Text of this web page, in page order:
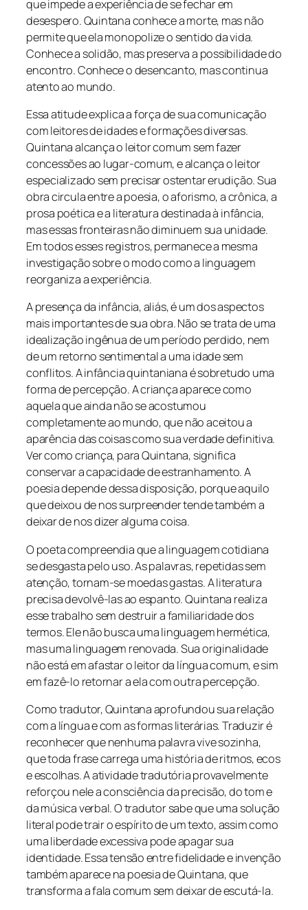
que impede a experiência de se fechar em
desespero. Quintana conhece a morte, mas não
permite que ela monopolize o sentido da vida.
Conhece a solidão, mas preserva a possibilidade do
encontro. Conhece o desencanto, mas continua
atento ao mundo.
Essa atitude explica a força de sua comunicação
com leitores de idades e formações diversas.
Quintana alcança o leitor comum sem fazer
concessões ao lugar-comum, e alcança o leitor
especializado sem precisar ostentar erudição. Sua
obra circula entre a poesia, o aforismo, a crônica, a
prosa poética e a literatura destinada à infância,
mas essas fronteiras não diminuem sua unidade.
Em todos esses registros, permanece a mesma
investigação sobre o modo como a linguagem
reorganiza a experiência.
A presença da infância, aliás, é um dos aspectos
mais importantes de sua obra. Não se trata de uma
idealização ingênua de um período perdido, nem
de um retorno sentimental a uma idade sem
conflitos. A infância quintaniana é sobretudo uma
forma de percepção. A criança aparece como
aquela que ainda não se acostumou
completamente ao mundo, que não aceitou a
aparência das coisas como sua verdade definitiva.
Ver como criança, para Quintana, significa
conservar a capacidade de estranhamento. A
poesia depende dessa disposição, porque aquilo
que deixou de nos surpreender tende também a
deixar de nos dizer alguma coisa.
O poeta compreendia que a linguagem cotidiana
se desgasta pelo uso. As palavras, repetidas sem
atenção, tornam-se moedas gastas. A literatura
precisa devolvê-las ao espanto. Quintana realiza
esse trabalho sem destruir a familiaridade dos
termos. Ele não busca uma linguagem hermética,
mas uma linguagem renovada. Sua originalidade
não está em afastar o leitor da língua comum, e sim
em fazê-lo retornar a ela com outra percepção.
Como tradutor, Quintana aprofundou sua relação
com a língua e com as formas literárias. Traduzir é
reconhecer que nenhuma palavra vive sozinha,
que toda frase carrega uma história de ritmos, ecos
e escolhas. A atividade tradutória provavelmente
reforçou nele a consciência da precisão, do tom e
da música verbal. O tradutor sabe que uma solução
literal pode trair o espírito de um texto, assim como
uma liberdade excessiva pode apagar sua
identidade. Essa tensão entre fidelidade e invenção
também aparece na poesia de Quintana, que
transforma a fala comum sem deixar de escutá-la.